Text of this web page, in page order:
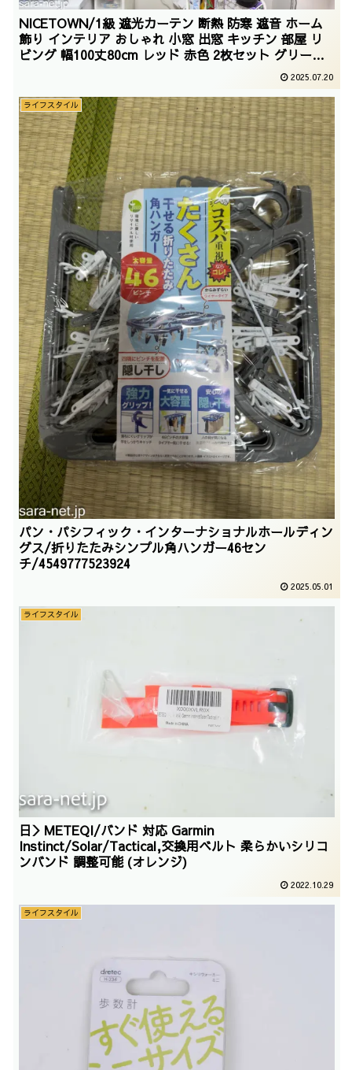
NICETOWN/1級 遮光カーテン 断熱 防寒 遮音 ホーム
飾り インテリア おしゃれ 小窓 出窓 キッチン 部屋 リ
ビング 幅100丈80cm レッド 赤色 2枚セット グリー
2025.07.20
ライフスタイル
パン・パシフィック・インターナショナルホールディン
グス/折りたたみシンプル角ハンガー46セン
チ/4549777523924
2025.05.01
ライフスタイル
日＞METEQI/バンド 対応 Garmin
Instinct/Solar/Tactical,交換用ベルト 柔らかいシリコ
ンバンド 調整可能 (オレンジ)
2022.10.29
ライフスタイル